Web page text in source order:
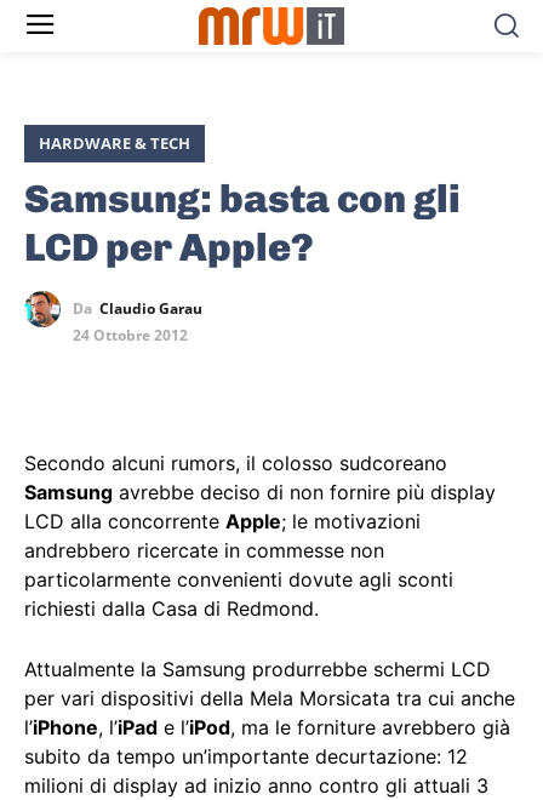
HARDWARE & TECH
Samsung: basta con gli
LCD per Apple?
Da Claudio Garau
24 Ottobre 2012
Secondo alcuni rumors, il colosso sudcoreano
Samsung avrebbe deciso di non fornire più display
LCD alla concorrente Apple; le motivazioni
andrebbero ricercate in commesse non
particolarmente convenienti dovute agli sconti
richiesti dalla Casa di Redmond.
Attualmente la Samsung produrrebbe schermi LCD
per vari dispositivi della Mela Morsicata tra cui anche
l’iPhone, l’iPad e l’iPod, ma le forniture avrebbero già
subito da tempo un’importante decurtazione: 12
milioni di display ad inizio anno contro gli attuali 3